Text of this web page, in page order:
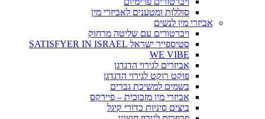
סוללות ומטענים לאביזרי מין
אביזרי מין לנשים
ויברטורים עם שליטה מרחוק
סטיספייר ישראל SATISFYER IN ISRAEL
WE VIBE
אביזרים לגירוי הדגדגן
פוקט רוקט לגירוי הדגדגן
בשמים למשיכת גברים
אביזרי מין מזכוכית – פיירקס
ביצים סיניות כדורי קיגל